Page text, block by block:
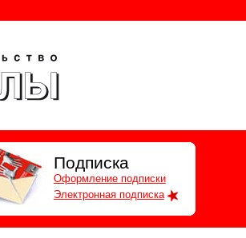
Подписка
Оформление подписки
Электронная подписка